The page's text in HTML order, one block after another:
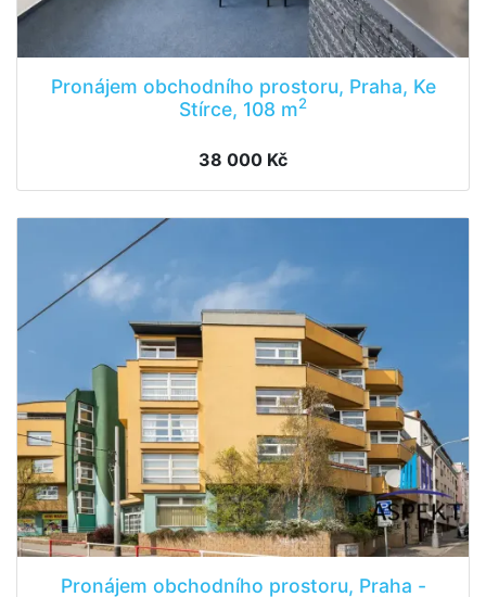
Pronájem obchodního prostoru, Praha, Ke
Stírce, 108 m2
38 000 Kč
Pronájem obchodního prostoru, Praha -